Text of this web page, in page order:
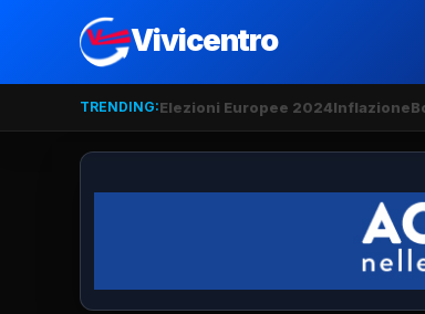
Vivicentro
TRENDING:Elezioni Europee 2024Inflazione